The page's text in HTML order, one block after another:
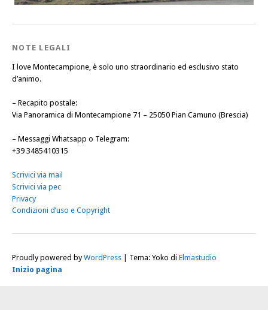
NOTE LEGALI
I love Montecampione, è solo uno straordinario ed esclusivo stato
d’animo.
– Recapito postale:
Via Panoramica di Montecampione 71 – 25050 Pian Camuno (Brescia)
– Messaggi Whatsapp o Telegram:
+39 3485410315
Scrivici via mail
Scrivici via pec
Privacy
Condizioni d’uso e Copyright
Proudly powered by WordPress Tema: Yoko di Elmastudio
Inizio pagina